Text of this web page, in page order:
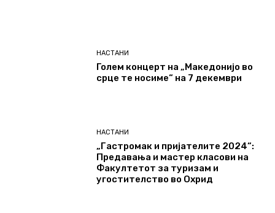
НАСТАНИ
Голем концерт на „Македонијо во
срце те носиме“ на 7 декември
НАСТАНИ
„Гастромак и пријателите 2024“:
Предавања и мастер класови на
Факултетот за туризам и
угостителство во Охрид